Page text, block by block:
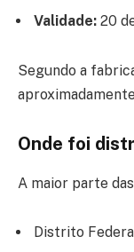
Validade: 20
Segundo a
aproximadamente
Onde foi
A maior parte
Distrito